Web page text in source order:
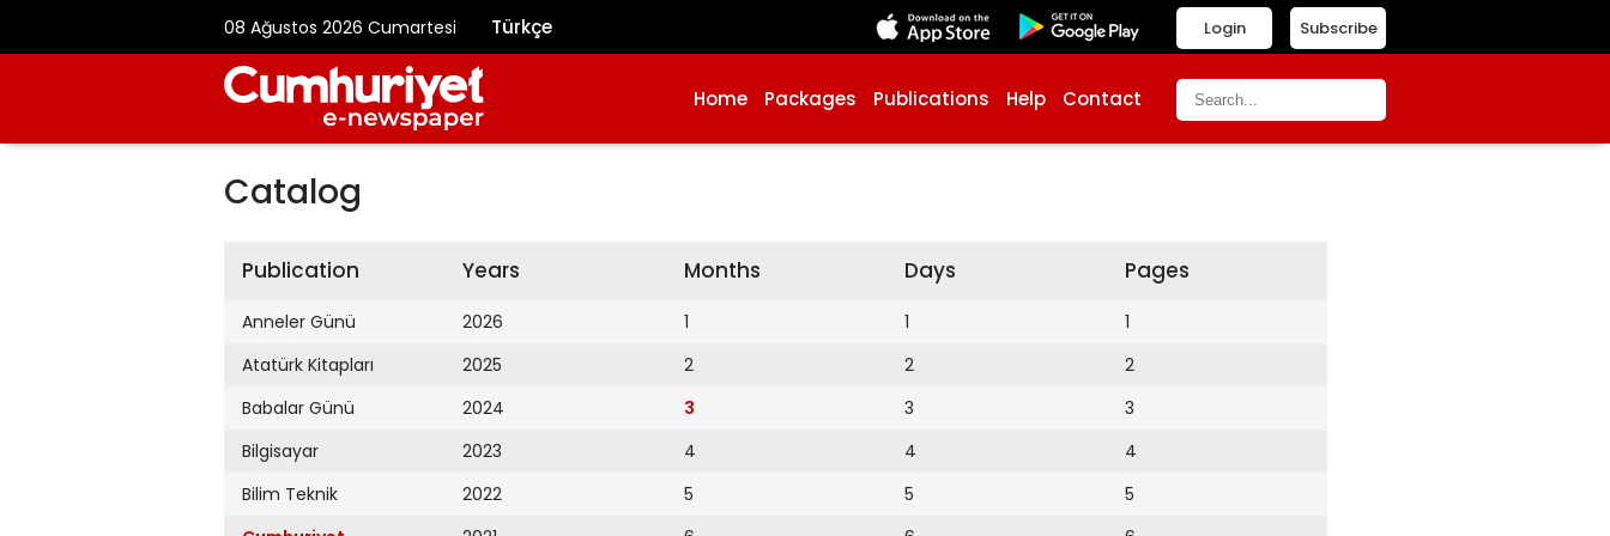
08 Ağustos 2026 Cumartesi Türkçe Subscribe
Login
Home Packages Publications Help Contact
Catalog
Publication
Anneler Günü
Atatürk Kitapları
Babalar Günü
Bilgisayar
Bilim Teknik
Years
2026
2025
2024
2023
2022
Months
1
2
3
4
5
Days
1
2
3
4
5
Pages
1
2
3
4
5